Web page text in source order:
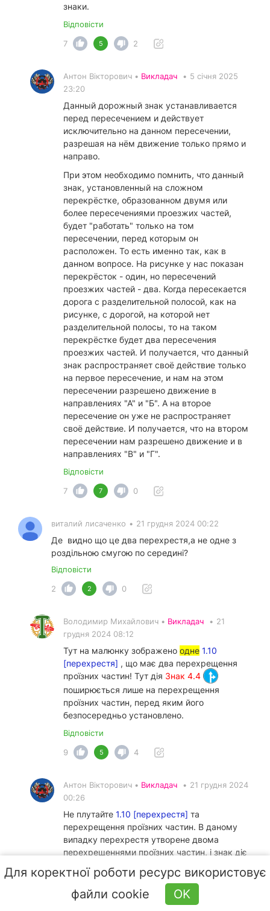
знаки.
Відповісти
7
5 2
Антон Вікторович • Викладач • 5 січня 2025
23:20
Данный дорожный знак устанавливается
перед пересечением и действует
исключительно на данном пересечении,
разрешая на нём движение только прямо и
направо.
При этом необходимо помнить, что данный
знак, установленный на сложном
перекрёстке, образованном двумя или
более пересечениями проезжих частей,
будет "работать" только на том
пересечении, перед которым он
расположен. То есть именно так, как в
данном вопросе. На рисунке у нас показан
перекрёсток - один, но пересечений
проезжих частей - два. Когда пересекается
дорога с разделительной полосой, как на
рисунке, с дорогой, на которой нет
разделительной полосы, то на таком
перекрёстке будет два пересечения
проезжих частей. И получается, что данный
знак распространяет своё действие только
на первое пересечение, и нам на этом
пересечении разрешено движение в
направлениях "А" и "Б". А на второе
пересечение он уже не распространяет
своё действие. И получается, что на втором
пересечении нам разрешено движение и в
направлениях "В" и "Г".
Відповісти
7
7 0
виталий лисаченко • 21 грудня 2024 00:22
Де видно що це два перехрестя,а не одне з
роздільною смугою по середині?
Відповісти
2
2 0
Володимир Михайлович • Викладач • 21
грудня 2024 08:12
Тут на малюнку зображено одне 1.10
[перехрестя] , що має два перехрещення
проїзних частин! Тут дія Знак 4.4
поширюється лише на перехрещення
проїзних частин, перед яким його
безпосередньо установлено.
Відповісти
9
5 4
Антон Вікторович • Викладач • 21 грудня 2024
00:26
Не плутайте 1.10 [перехрестя] та
перехрещення проїзних частин. В даному
випадку перехрестя утворене двома
перехрещеннями проїзних частин, і знак діє
Для коректної роботи ресурс використовує
файли cookie
OK